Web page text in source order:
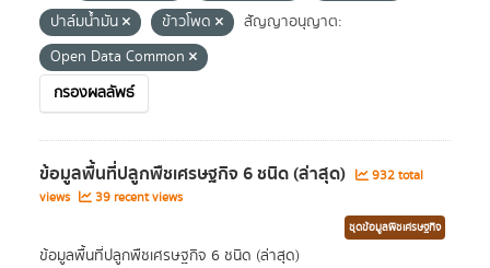
ปาล์มน้ำมัน
ข้าวโพด
สัญญาอนุญาต:
Open Data Common
กรองผลลัพธ์
ข้อมูลพื้นที่ปลูกพืชเศรษฐกิจ 6 ชนิด (ล่าสุด)
932 total
views
39 recent views
ชุดข้อมูลพืชเศรษฐกิจ
ข้อมูลพื้นที่ปลูกพืชเศรษฐกิจ 6 ชนิด (ล่าสุด)